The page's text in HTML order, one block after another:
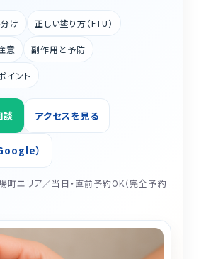
け 正しい塗り方（FTU）
意 副作用と予防
イント
談 アクセスを見る
）
町エリア／当日・直前予約OK（完全予約